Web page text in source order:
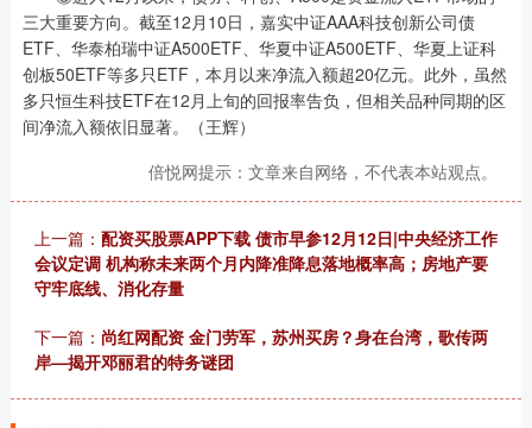
三大重要方向。截至12月10日，嘉实中证AAA科技创新公司债
ETF、华泰柏瑞中证A500ETF、华夏中证A500ETF、华夏上证科
创板50ETF等多只ETF，本月以来净流入额超20亿元。此外，虽然
多只恒生科技ETF在12月上旬的回报率告负，但相关品种同期的区
间净流入额依旧显著。（王辉）
倍悦网提示：文章来自网络，不代表本站观点。
上一篇： 配资买股票APP下载 债市早参12月12日|中央经济工作
会议定调 机构称未来两个月内降准降息落地概率高；房地产要
守牢底线、消化存量
下一篇： 尚红网配资 金门劳军，苏州买房？身在台湾，歌传两
岸—揭开邓丽君的特务谜团